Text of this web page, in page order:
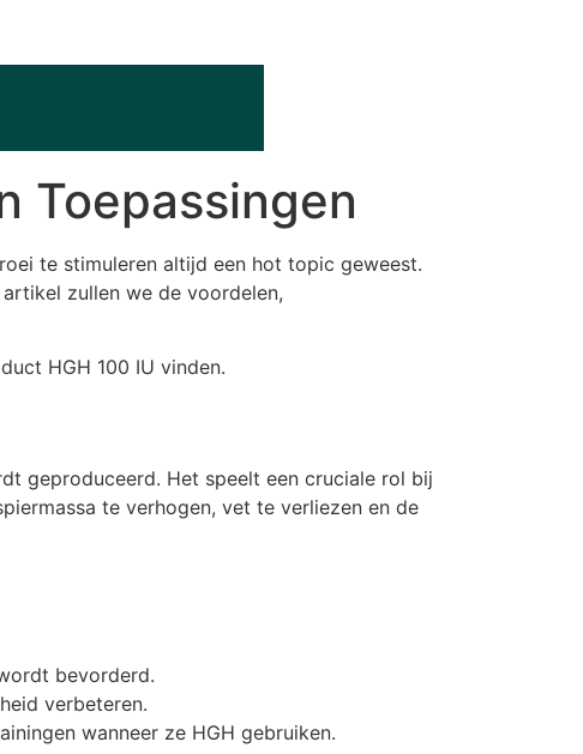
Toepassingen
te stimuleren altijd een hot topic geweest.
zullen we de voordelen,
HGH 100 IU vinden.
geproduceerd. Het speelt een cruciale rol bij
te verhogen, vet te verliezen en de
bevorderd.
verbeteren.
wanneer ze HGH gebruiken.